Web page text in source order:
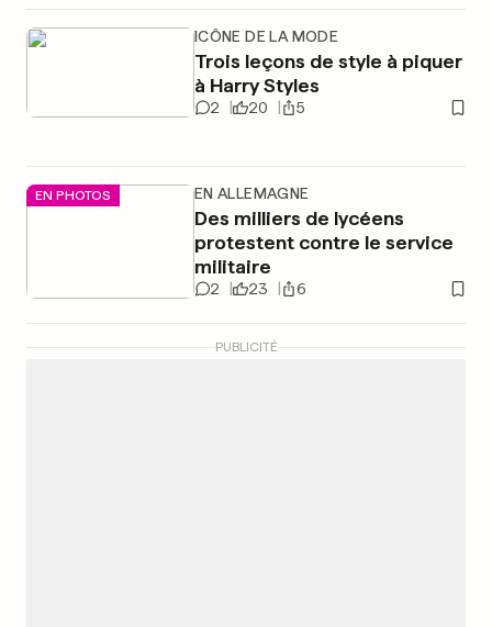
ICÔNE DE LA MODE
Trois leçons de style à piquer
à Harry Styles
2 20 5
EN PHOTOS EN ALLEMAGNE
Des milliers de lycéens
protestent contre le service
militaire
2 23 6
PUBLICITÉ